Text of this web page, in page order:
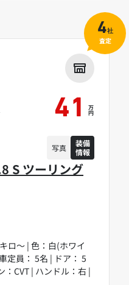
S ツーリング
ロ～ | 色：白(ホワイ
定員： 5名 | ドア： 5
：CVT | ハンドル：右 |
41 万
円
写真
装備
情報
4社
査定